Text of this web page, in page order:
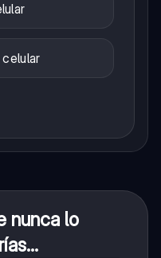
nunca lo